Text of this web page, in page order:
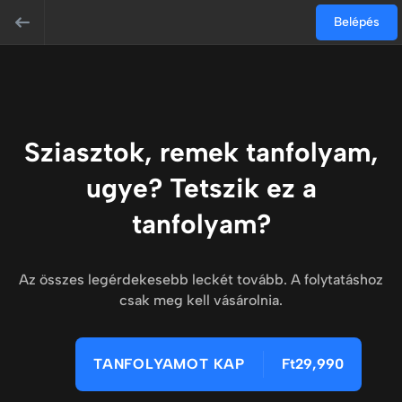
Belépés
Sziasztok, remek tanfolyam,
ugye? Tetszik ez a
tanfolyam?
Az összes legérdekesebb leckét tovább. A folytatáshoz
csak meg kell vásárolnia.
TANFOLYAMOT KAP Ft29,990